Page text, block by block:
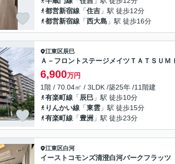
都営新宿線 「住吉 」駅 徒歩12分
都営新宿線 「西大島 」駅 徒歩16分
江東区辰巳
Ａ－フロントステージメイツＴＡＴＳＵＭ
6,900万円
1階 / 70.04㎡ / 3LDK /築25年 /11階建
有楽町線 「辰巳 」駅 徒歩10分
りんかい線 「東雲 」駅 徒歩15分
有楽町線 「豊洲 」駅 徒歩23分
江東区白河
イーストコモンズ清澄白河パークフラッツ